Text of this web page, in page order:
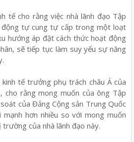
tế cho rằng việc nhà lãnh đạo Tập
động tự cung tự cấp trong một loạt
hướng áp đặt cách thức hoạt động
sẽ tiếp tục làm suy yếu sự năng
kinh tế trưởng phụ trách châu Á của
cho rằng mong muốn của ông Tập
của Đảng Cộng sản Trung Quốc
hơn nhiều so với mong muốn
của nhà lãnh đạo này.